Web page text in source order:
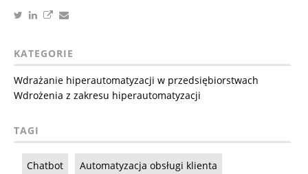
KATEGORIE
Wdrażanie hiperautomatyzacji w przedsiębiorstwach
Wdrożenia z zakresu hiperautomatyzacji
TAGI
Chatbot Automatyzacja obsługi klienta